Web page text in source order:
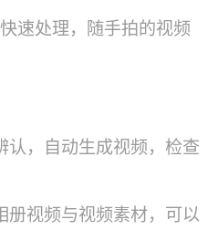
速处理，随手拍的视频
认，自动生成视频，检查
册视频与视频素材，可以